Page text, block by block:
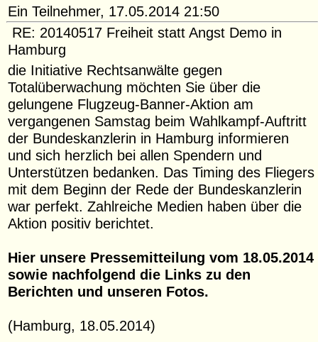
Ein Teilnehmer, 17.05.2014 21:50
RE: 20140517 Freiheit statt Angst Demo in
Hamburg
die Initiative Rechtsanwälte gegen
Totalüberwachung möchten Sie über die
gelungene Flugzeug-Banner-Aktion am
vergangenen Samstag beim Wahlkampf-Auftritt
der Bundeskanzlerin in Hamburg informieren
und sich herzlich bei allen Spendern und
Unterstützen bedanken. Das Timing des Fliegers
mit dem Beginn der Rede der Bundeskanzlerin
war perfekt. Zahlreiche Medien haben über die
Aktion positiv berichtet.
Hier unsere Pressemitteilung vom 18.05.2014
sowie nachfolgend die Links zu den
Berichten und unseren Fotos.
(Hamburg, 18.05.2014)